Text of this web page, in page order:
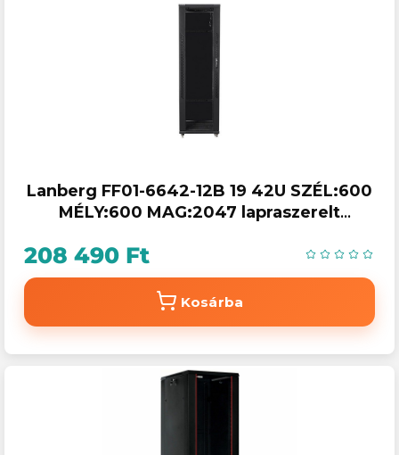
Lanberg FF01-6642-12B 19 42U SZÉL:600
MÉLY:600 MAG:2047 lapraszerelt
208 490 Ft
Kosárba